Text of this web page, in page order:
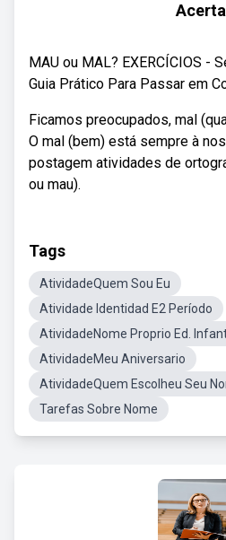
Acerta
MAU ou MAL? EXERCÍCIOS -
Guia Prático Para Passar em
Ficamos preocupados, mal
O mal (bem) está sempre à
postagem atividades de
ou mau).
Tags
AtividadeQuem Sou Eu
Atividade Identidad E2 Período
AtividadeNome Proprio Ed.
AtividadeMeu Aniversario
AtividadeQuem Escolheu Seu
Tarefas Sobre Nome